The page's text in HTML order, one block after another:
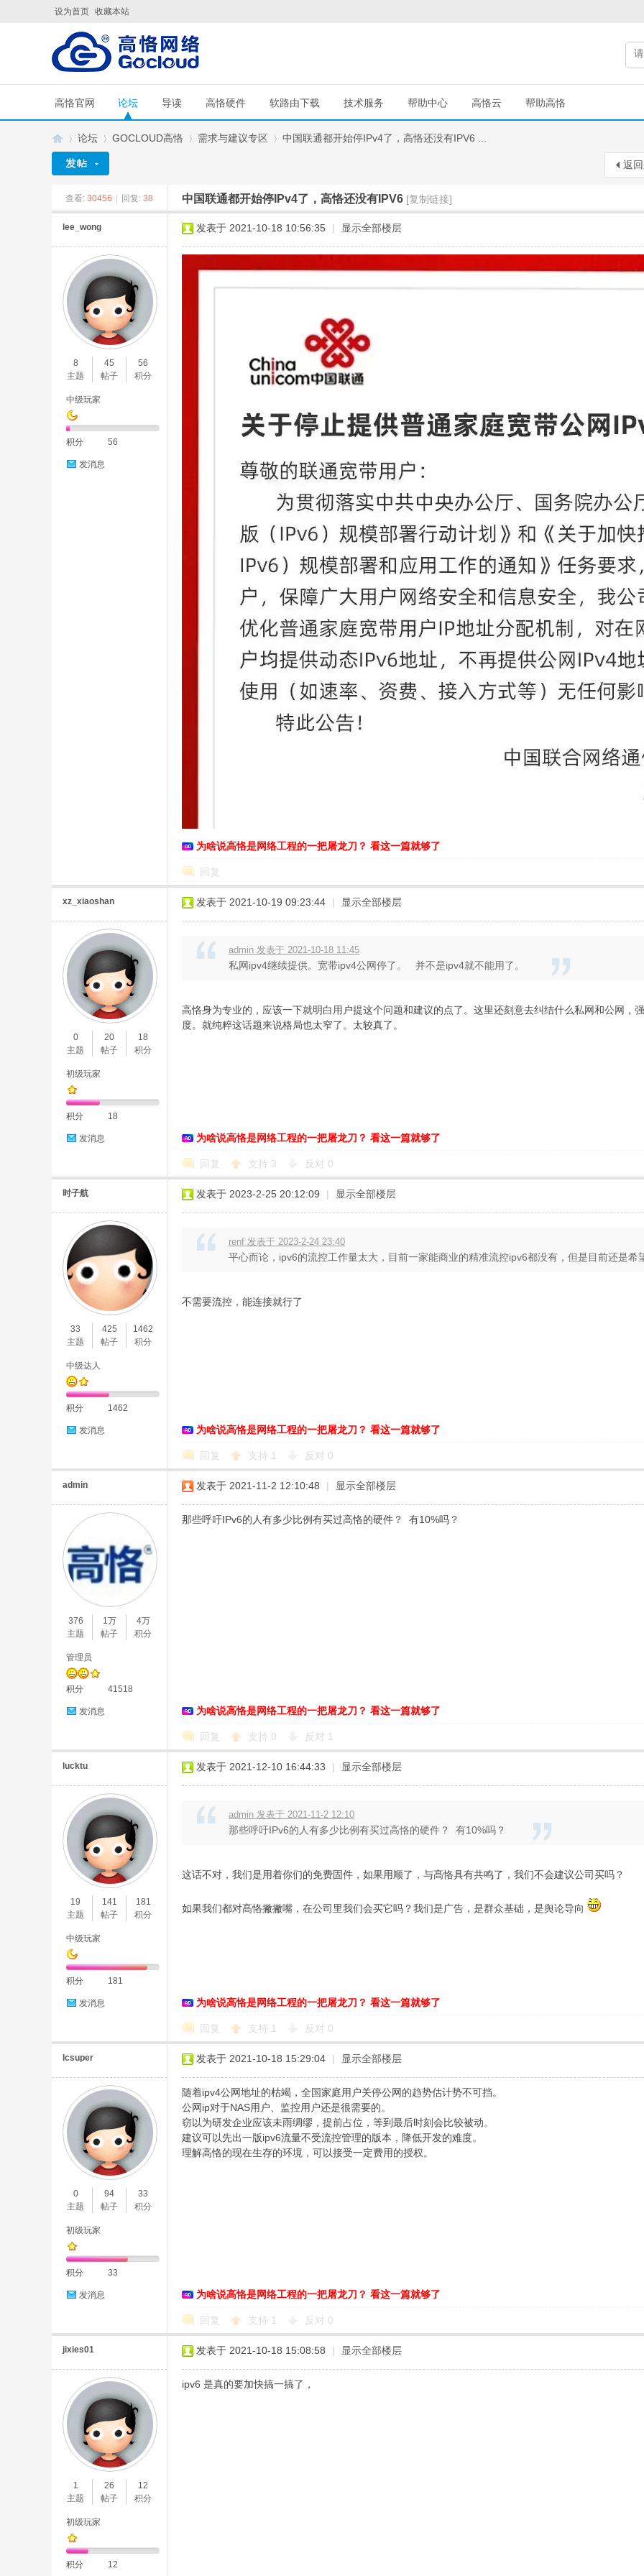
设为首页 收藏本站
高恪官网 论坛 导读 高恪硬件 软路由下载 技术服务 帮助中心 高恪云 帮助高恪
U
»
论坛
›
GOCLOUD高恪
›
需求与建议专区
›
中国联通都开始停IPv4了，高恪还没有IPV6 ...
返
查看: 30456 回复: 38 中国联通都开始停IPv4了，高恪还没有IPV6 [复制链接]
lee_wong
8
主题
45
帖子
56
积分
中级玩家
积分 56
发消息
发表于 2021-10-18 10:56:35 | 显示全部楼层
为啥说高恪是网络工程的一把屠龙刀？ 看这一篇就够了
回复
xz_xiaoshan
0
主题
20
帖子
18
积分
初级玩家
积分 18
发消息
发表于 2021-10-19 09:23:44 | 显示全部楼层
admin 发表于 2021-10-18 11:45
私网ipv4继续提供。宽带ipv4公网停了。 并不是ipv4就不能用了。
高恪身为专业的，应该一下就明白用户提这个问题和建议的点了。这里还刻意去纠结什么私网和公网，
度。就纯粹这话题来说格局也太窄了。太较真了。
为啥说高恪是网络工程的一把屠龙刀？ 看这一篇就够了
回复 支持 3 反对 0
时子航
33
主题
425
帖子
1462
积分
中级达人
积分 1462
发消息
发表于 2023-2-25 20:12:09 | 显示全部楼层
renf 发表于 2023-2-24 23:40
平心而论，ipv6的流控工作量太大，目前一家能商业的精准流控ipv6都没有，但是目前还是希
不需要流控，能连接就行了
为啥说高恪是网络工程的一把屠龙刀？ 看这一篇就够了
回复 支持 1 反对 0
admin
376
主题
1万
帖子
4万
积分
管理员
积分 41518
发消息
发表于 2021-11-2 12:10:48 | 显示全部楼层
那些呼吁IPv6的人有多少比例有买过高恪的硬件？ 有10%吗？
为啥说高恪是网络工程的一把屠龙刀？ 看这一篇就够了
回复 支持 0 反对 1
lucktu
19
主题
141
帖子
181
积分
中级玩家
积分 181
发消息
发表于 2021-12-10 16:44:33 | 显示全部楼层
admin 发表于 2021-11-2 12:10
那些呼吁IPv6的人有多少比例有买过高恪的硬件？ 有10%吗？
这话不对，我们是用着你们的免费固件，如果用顺了，与髙恪具有共鸣了，我们不会建议公司买吗？
如果我们都对髙恪撇撇嘴，在公司里我们会买它吗？我们是广告，是群众基础，是舆论导向
为啥说高恪是网络工程的一把屠龙刀？ 看这一篇就够了
回复 支持 1 反对 0
lcsuper
0
主题
94
帖子
33
积分
初级玩家
积分 33
发消息
发表于 2021-10-18 15:29:04 | 显示全部楼层
随着ipv4公网地址的枯竭，全国家庭用户关停公网的趋势估计势不可挡。
公网ip对于NAS用户、监控用户还是很需要的。
窃以为研发企业应该未雨绸缪，提前占位，等到最后时刻会比较被动。
建议可以先出一版ipv6流量不受流控管理的版本，降低开发的难度。
理解高恪的现在生存的环境，可以接受一定费用的授权。
为啥说高恪是网络工程的一把屠龙刀？ 看这一篇就够了
回复 支持 1 反对 0
jixies01
1
主题
26
帖子
12
积分
初级玩家
积分 12
发表于 2021-10-18 15:08:58 | 显示全部楼层
ipv6 是真的要加快搞一搞了，